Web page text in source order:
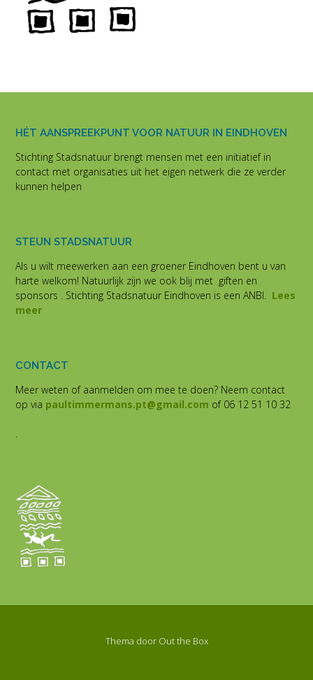
HÉT AANSPREEKPUNT VOOR NATUUR IN EINDHOVEN
Stichting Stadsnatuur brengt mensen met een initiatief in
contact met organisaties uit het eigen netwerk die ze verder
kunnen helpen
STEUN STADSNATUUR
Als u wilt meewerken aan een groener Eindhoven bent u van
harte welkom! Natuurlijk zijn we ook blij met giften en
sponsors . Stichting Stadsnatuur Eindhoven is een ANBI. Lees
meer
CONTACT
Meer weten of aanmelden om mee te doen? Neem contact
op via paultimmermans.pt@gmail.com of 06 12 51 10 32
Thema door Out the Box